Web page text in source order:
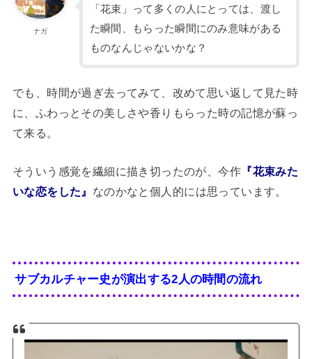
ナガ
「花束」って多くの人にとっては、渡し
た瞬間、もらった瞬間にのみ意味がある
ものなんじゃないかな？
でも、時間が過ぎ去ってみて、改めて思い返して見た時
に、ふわっとその美しさや香りもらった時の記憶が蘇っ
て来る。
そういう感覚を繊細に描き切ったのが、今作 『花束みた
いな恋をした』 なのかなと個人的には思っています。
サブカルチャー史が演出する2人の時間の流れ